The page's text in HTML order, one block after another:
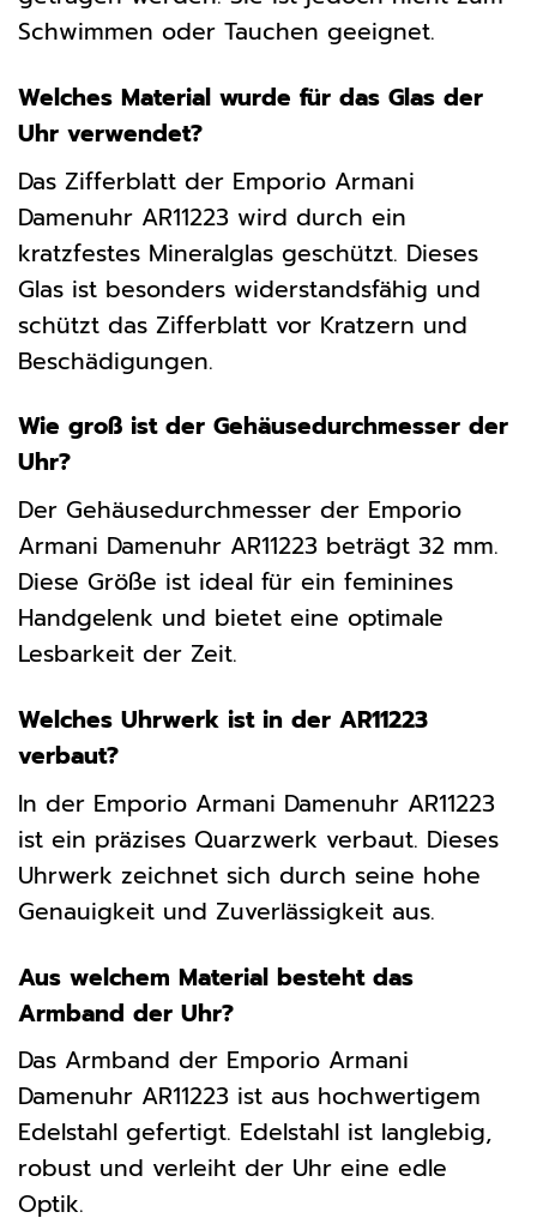
Schwimmen oder Tauchen geeignet.
Welches Material wurde für das Glas der
Uhr verwendet?
Das Zifferblatt der Emporio Armani
Damenuhr AR11223 wird durch ein
kratzfestes Mineralglas geschützt. Dieses
Glas ist besonders widerstandsfähig und
schützt das Zifferblatt vor Kratzern und
Beschädigungen.
Wie groß ist der Gehäusedurchmesser der
Uhr?
Der Gehäusedurchmesser der Emporio
Armani Damenuhr AR11223 beträgt 32 mm.
Diese Größe ist ideal für ein feminines
Handgelenk und bietet eine optimale
Lesbarkeit der Zeit.
Welches Uhrwerk ist in der AR11223
verbaut?
In der Emporio Armani Damenuhr AR11223
ist ein präzises Quarzwerk verbaut. Dieses
Uhrwerk zeichnet sich durch seine hohe
Genauigkeit und Zuverlässigkeit aus.
Aus welchem Material besteht das
Armband der Uhr?
Das Armband der Emporio Armani
Damenuhr AR11223 ist aus hochwertigem
Edelstahl gefertigt. Edelstahl ist langlebig,
robust und verleiht der Uhr eine edle
Optik.